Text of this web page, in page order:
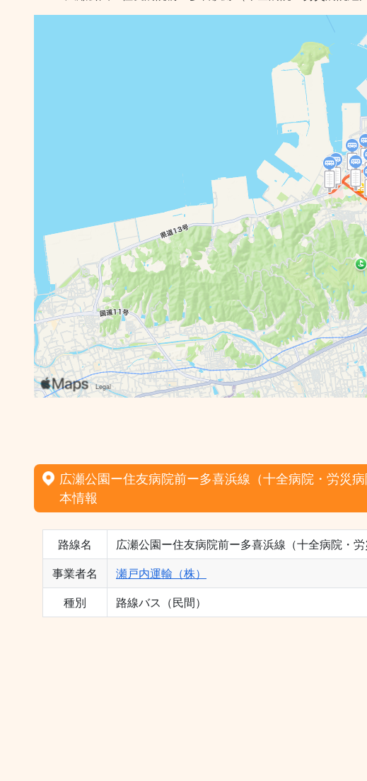
広瀬公園ー住友病院前ー多喜浜線（十全病院・労災
本情報
路線名 広瀬公園ー住友病院前ー多喜浜線（十全病院・労
事業者名 瀬戸内運輸（株）
種別 路線バス（民間）